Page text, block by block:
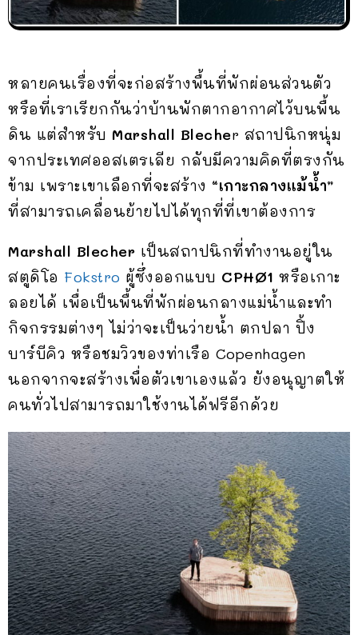
หลายคนเรื่องที่จะก่อสร้างพื้นที่พักผ่อนส่วนตัว
หรือที่เราเรียกกันว่าบ้านพักตากอากาศไว้บนพื้น
ดิน แต่สำหรับ Marshall Blecher สถาปนิกหนุ่ม
จากประเทศออสเตรเลีย กลับมีความคิดที่ตรงกัน
ข้าม เพราะเขาเลือกที่จะสร้าง “เกาะกลางแม้น้ำ”
ที่สามารถเคลื่อนย้ายไปได้ทุกที่ที่เขาต้องการ
Marshall Blecher เป็นสถาปนิกที่ทำงานอยู่ใน
สตูดิโอ Fokstro ผู้ซึ่งออกแบบ CPHØ1 หรือเกาะ
ลอยได้ เพื่อเป็นพื้นที่พักผ่อนกลางแม่น้ำและทำ
กิจกรรมต่างๆ ไม่ว่าจะเป็นว่ายน้ำ ตกปลา ปิ้ง
บาร์บีคิว หรือชมวิวของท่าเรือ Copenhagen
นอกจากจะสร้างเพื่อตัวเขาเองแล้ว ยังอนุญาตให้
คนทั่วไปสามารถมาใช้งานได้ฟรีอีกด้วย